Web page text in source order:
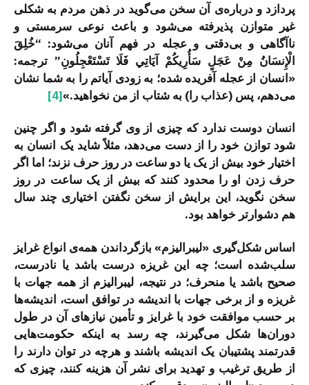
پردازد و درباره‌ی آن سخن می‌­گوید در ذهن مردم به شکلی
غیر متوازن پذیرفته می‌­شود و باعث نوعی سرمستی و
ناآگاهی و بی­‌دقتی و عجله در فهم آنان می‌­شود: “خُلِقَ
الْإِنسَانُ مِنْ عَجَلٍ سَأُرِيكُمْ آيَاتِي فَلَا تَسْتَعْجِلُونِ” ترجمه:
«انسان از عجله آفریده شده؛ به زودی آیاتم را به شما نشان
می‌­دهم، پس (عذاب را) به شتاب از من نخواهید.»[4]
انسان دوست ندارد که چیزی از وی گرفته شود و اگر چنین
شود توازن خود را از دست می‌دهد، مثلاً شاید یک انسان به
اختیار خود بیش از یک یا دو ساعت در روز حرف نزند؛ اما اگر
حرف زدن او را محدود کنند که بیش از یک ساعت در روز
سخن نگوید، این برایش از سخن نگفتن اختیاری چند سال
هم دشوارتر خواهد بود.
اساس شکل‌گیری «لیبرالیزم» بازگرداندن همه‌ی انواع غرایز
سلب‌شده است؛ چه این غریزه درست باشد یا نادرست،
صحیح باشد یا منحرف؛ در نتیجه، لیبرالیزم از همه جهات با
غریزه و از برخی جهات با اندیشه در توافق است، اندیشه‌ها
بر حسب موافقت خود با غرایز و تأمین نیازهای آن در طول
دوران‌ها شکل می‌گیرند، چه رسد به اینکه حکومت‌هایی
قدرتمند پشتیبان یک اندیشه باشند و هرچه در توان دارند را
از طریق ترغیب و تهدید برای نشر آن هزینه کنند، چیزی که